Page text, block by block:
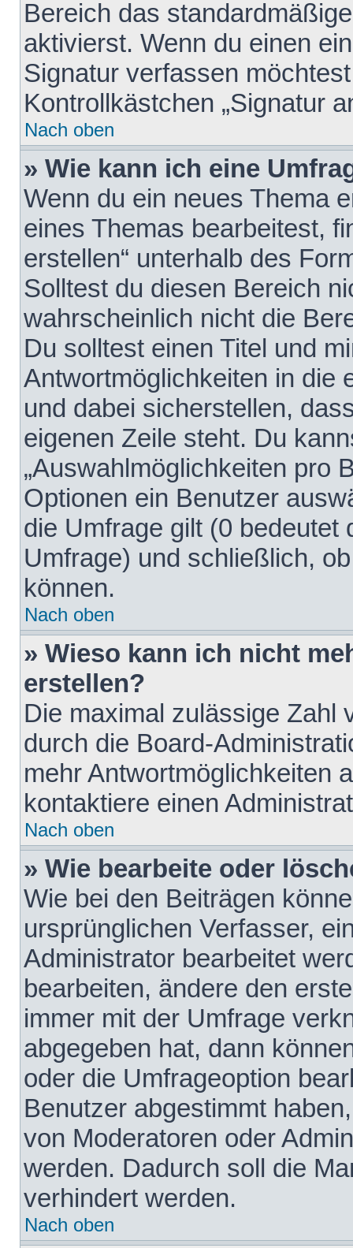
Bereich das
aktivierst. Wenn du einen
Signatur verfassen
Kontrollkästchen „Signatur
Nach oben
» Wie kann ich eine
Wenn du ein neues Thema
eines Themas bearbeitest,
erstellen“ unterhalb des
Solltest du diesen Bereich
wahrscheinlich nicht die
Du solltest einen Titel und
Antwortmöglichkeiten in die
und dabei sicherstellen,
eigenen Zeile steht. Du
„Auswahlmöglichkeiten pro
Optionen ein Benutzer
die Umfrage gilt (0 bedeutet
Umfrage) und schließlich,
können.
Nach oben
» Wieso kann ich nicht
erstellen?
Die maximal zulässige Zahl
durch die Board-
mehr Antwortmöglichkeiten
kontaktiere einen
Nach oben
» Wie bearbeite oder
Wie bei den Beiträgen
ursprünglichen Verfasser,
Administrator bearbeitet
bearbeiten, ändere den
immer mit der Umfrage
abgegeben hat, dann
oder die Umfrageoption
Benutzer abgestimmt
von Moderatoren oder
werden. Dadurch soll die
verhindert werden.
Nach oben